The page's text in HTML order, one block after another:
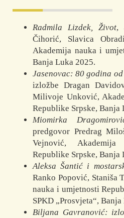
Radmila Lizdek, Život,
Čihorić, Slavica
Akademija nauka i
Banja Luka 2025.
Jasenovac: 80 godina
izložbe Dragan
Milivoje Unković,
Republike Srpske, Banja
Miomirka
predgovor Predrag
Vejnović,
Republike Srpske, Banja
Aleksa Šantić i
Ranko Popović, Staniša
nauka i umjetnosti
SPKD „Prosvjeta“,
Biljana Gavranović: